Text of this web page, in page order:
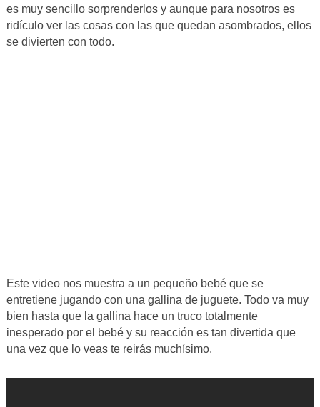
es muy sencillo sorprenderlos y aunque para nosotros es
ridículo ver las cosas con las que quedan asombrados, ellos
se divierten con todo.
Este video nos muestra a un pequeño bebé que se
entretiene jugando con una gallina de juguete. Todo va muy
bien hasta que la gallina hace un truco totalmente
inesperado por el bebé y su reacción es tan divertida que
una vez que lo veas te reirás muchísimo.